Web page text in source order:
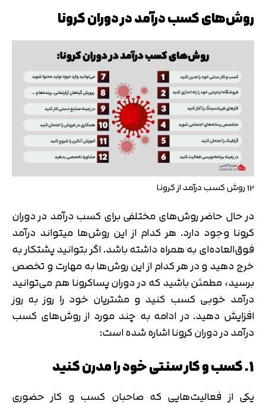
روش‌های کسب درآمد در دوران کرونا
12 روش کسب درآمد از کرونا
در حال حاضر روش‌های مختلفی برای کسب درآمد در دوران
کرونا وجود دارد. هر کدام از این روش‌ها می‎تواند درآمد
فوق‌العاده‌ای به همراه داشته باشد. اگر بتوانید پشتکار به
خرج دهید و در هر کدام از این روش‌ها به مهارت و تخصص
برسید، مطمئن باشید که در دوران پساکرونا هم می‌توانید
درآمد خوبی کسب کنید و مشتریان خود را روز به روز
افزایش دهید. در ادامه به چند مورد از روش‌های کسب
درآمد در دوران کرونا اشاره شده است:
1. کسب و کار سنتی خود را مدرن کنید
یکی از فعالیت‌هایی که صاحبان کسب و کار حضوری